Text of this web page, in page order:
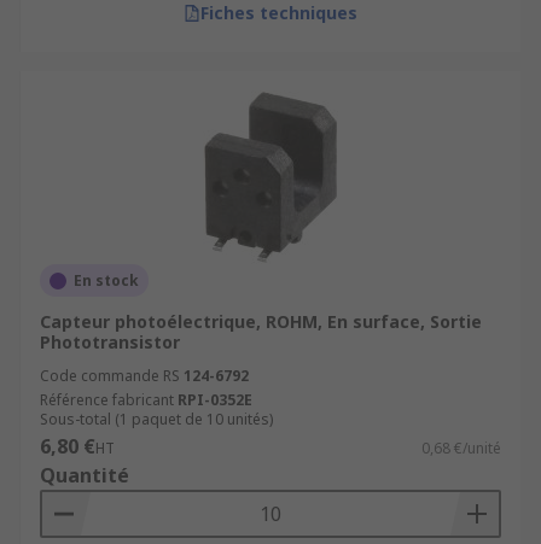
Fiches techniques
En stock
Capteur photoélectrique, ROHM, En surface, Sortie
Phototransistor
Code commande RS 124-6792
Référence fabricant RPI-0352E
Sous-total (1 paquet de 10 unités)
6,80 €HT 0,68 €/unité
Quantité